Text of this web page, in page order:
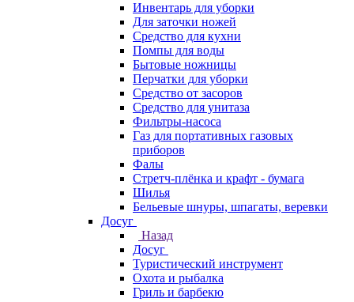
Инвентарь для уборки
Для заточки ножей
Средство для кухни
Помпы для воды
Бытовые ножницы
Перчатки для уборки
Средство от засоров
Средство для унитаза
Фильтры-насоса
Газ для портативных газовых
приборов
Фалы
Стретч-плёнка и крафт - бумага
Шилья
Бельевые шнуры, шпагаты, веревки
Досуг
Назад
Досуг
Туристический инструмент
Охота и рыбалка
Гриль и барбекю